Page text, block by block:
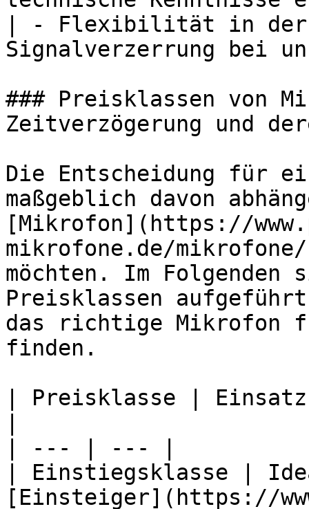
| - Flexibilität in der
Signalverzerrung bei
### Preisklassen von
Zeitverzögerung und
Die Entscheidung für
maßgeblich davon
[Mikrofon](https://
mikrofone.de/
möchten. Im
Preisklassen
das richtige Mikrofon
finden.
| Preisklasse |
| --- | --- |
| Einstiegsklasse |
[Einsteiger](https://